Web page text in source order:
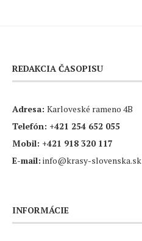
REDAKCIA ČASOPISU
Adresa: Karloveské rameno 4B
Telefón: +421 254 652 055
Mobil: +421 918 320 117
E-mail: info@krasy-slovenska.sk
INFORMÁCIE